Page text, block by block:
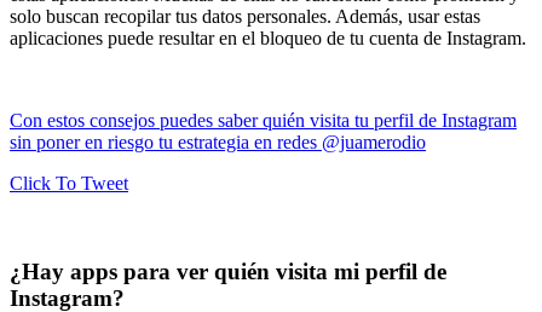
solo buscan recopilar tus datos personales. Además, usar estas
aplicaciones puede resultar en el bloqueo de tu cuenta de Instagram.
Con estos consejos puedes saber quién visita tu perfil de Instagram
sin poner en riesgo tu estrategia en redes @juamerodio
Click To Tweet
¿Hay apps para ver quién visita mi perfil de
Instagram?